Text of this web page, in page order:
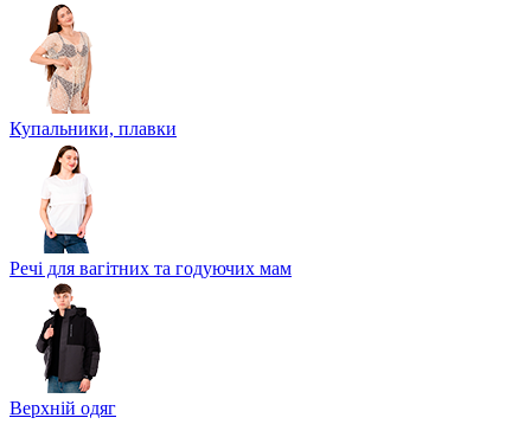
Купальники, плавки
Речі для вагітних та годуючих мам
Верхній одяг